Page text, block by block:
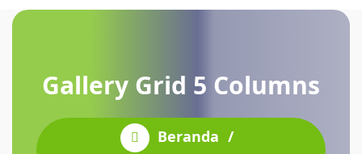
Gallery Grid 5 Columns
Beranda /